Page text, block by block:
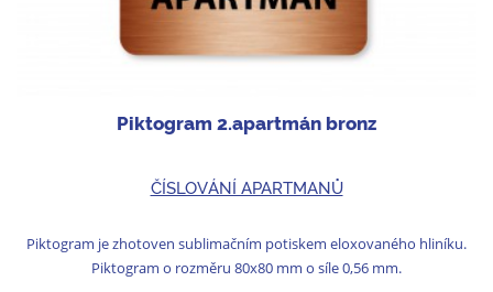
Piktogram 2.apartmán bronz
ČÍSLOVÁNÍ APARTMANŮ
Piktogram je zhotoven sublimačním potiskem eloxovaného hliníku.
Piktogram o rozměru 80x80 mm o síle 0,56 mm.